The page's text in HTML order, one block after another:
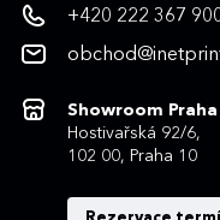
+420 222 367
Showroom Praha
Hostivařská 92/6,
102 00, Praha 10